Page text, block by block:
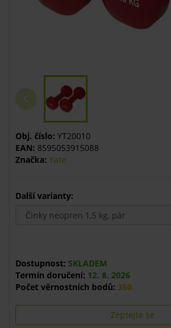
Obj. číslo: YT20010
EAN: 8595053915088
Značka: Yate
Další varianty:
Dostupnost: SKLADEM
Termín doručení: 12. 8. 2026
Počet věrnostních bodů: 350
Zeptejte se